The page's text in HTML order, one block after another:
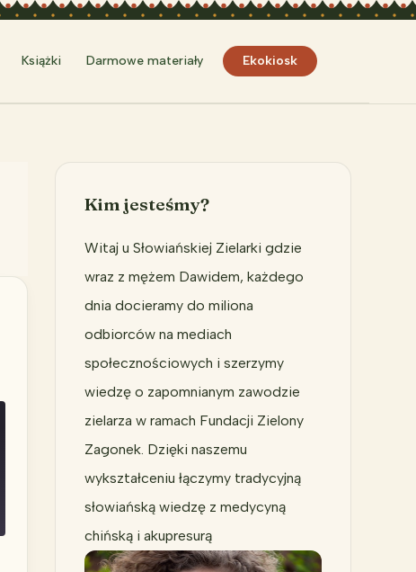
Książki Darmowe materiały Ekokiosk
Kim jesteśmy?
Witaj u Słowiańskiej Zielarki gdzie
wraz z mężem Dawidem, każdego
dnia docieramy do miliona
odbiorców na mediach
społecznościowych i szerzymy
wiedzę o zapomnianym zawodzie
zielarza w ramach Fundacji Zielony
Zagonek. Dzięki naszemu
wykształceniu łączymy tradycyjną
słowiańską wiedzę z medycyną
chińską i akupresurą